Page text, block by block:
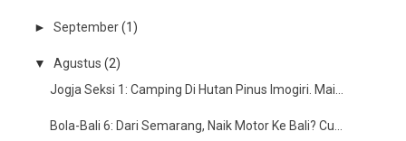
► September(1)
▼ Agustus (2)
Jogja Seksi 1: Camping Di Hutan Pinus Imogiri. Mai...
Bola-Bali 6: Dari Semarang, Naik Motor Ke Bali? Cu...